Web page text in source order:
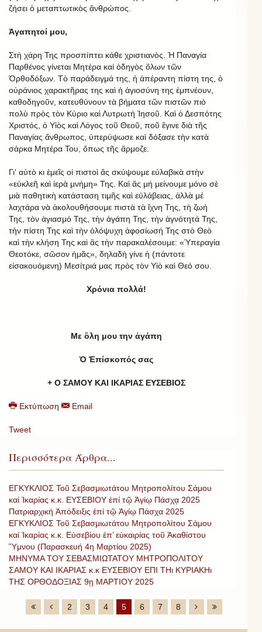
ζήσει ὁ μεταπτωτικὸς ἄνθρώπος.
Ἀγαπητοί μου,
Στὴ χάρη Της προσπίπτει κάθε χριστιανὸς. Ἡ Παναγία
Παρθένος γίνεται Μητέρα καί ὁδηγὸς ὅλων τῶν
Ὀρθοδόξων. Τὸ παράδειγμά της, ἡ ἀπέραντη πίστη της, ὁ
οὐράνιος χαρακτῆρας της καὶ ἡ ἁγιοσύνη της ἐμπνέουν,
καθοδηγοῦν, κατευθύνουν τὰ βήματα τῶν πιστῶν πιὸ
πολὺ πρὸς τὸν Κύριο καὶ Λυτρωτή Ἰησοῦ. Καὶ ὁ Δεσπότης
Χριστός, ὁ Υἱὸς καὶ Λόγος τοῦ Θεοῦ, ποῦ ἔγινε διὰ τῆς
Παναγίας ἄνθρωπος, ὑπερύψωσε καὶ δόξασε τὴν κατὰ
σάρκα Μητέρα Του, ὅπως τῆς ἄρμοζε.
Γι' αὐτὸ κι ἐμεῖς οἱ πιστοὶ ἄς σκύψουμε εὐλαβικὰ στὴν
«εὐκλεῆ καὶ ἱερὰ μνήμη» Της. Καὶ ἄς μή μείνουμε μόνο σὲ
μιὰ παθητικὴ κατάσταση τιμῆς καὶ εὐλάβειας, ἀλλὰ μέ
λαχτάρα νὰ ἀκολουθήσουμε πιστὰ τὰ ἴχνη Της, τὴ ζωή
Της, τὸν ἁγιασμό Της, τὴν ἀγάπη Της, τὴν ἁγνότητά Της,
τὴν πίστη Της καὶ τὴν ὁλόψυχη ἀφοσίωσή Της στὸ Θεὸ
καὶ τὴν κλήση Της καὶ ἂς τὴν παρακαλέσουμε: «Ὑπεραγία
Θεοτόκε, σῶσον ἡμᾶς», δηλαδὴ γίνε ἡ (πάντοτε
εἰσακουόμενη) Μεσίτριά μας πρὸς τὸν Υἱὸ καὶ Θεό σου.
Χρόνια πολλά!
Με ὅλη μου την ἀγάπη
Ὁ Ἐπίσκοπός σας
+ Ο ΣΑΜΟΥ ΚΑΙ ΙΚΑΡΙΑΣ ΕΥΣΕΒΙΟΣ
Εκτύπωση Email
Tweet
Περισσότερα Άρθρα...
ΕΓΚΥΚΛΙΟΣ Τοῦ Σεβασμιωτάτου Μητροπολίτου Σάμου
καί Ἰκαρίας κ.κ. ΕΥΣΕΒΙΟΥ ἐπί τῷ Ἁγίῳ Πάσχᾳ 2025
Πατριαρχική Ἀπόδειξις ἐπί τῷ Ἁγίῳ Πάσχα 2025
ΕΓΚΥΚΛΙΟΣ Τοῦ Σεβασμιωτάτου Μητροπολίτου Σάμου
καί Ἰκαρίας κ.κ. Εὐσεβίου ἐπ’ εὐκαιρίας τοῦ Ἀκαθίστου
Ὕμνου (Παρασκευή 4η Μαρτίου 2025)
ΜΗΝΥΜΑ ΤΟΥ ΣΕΒΑΣΜΙΩΤΑΤΟΥ ΜΗΤΡΟΠΟΛΙΤΟΥ
ΣΑΜΟΥ ΚΑΙ ΙΚΑΡΙΑΣ κ.κ ΕΥΣΕΒΙΟΥ ΕΠΙ ΤΗι ΚΥΡΙΑΚΗι
ΤΗΣ ΟΡΘΟΔΟΞΙΑΣ 9ῃ ΜΑΡΤΙΟΥ 2025
2 3 4 5 6 7 8